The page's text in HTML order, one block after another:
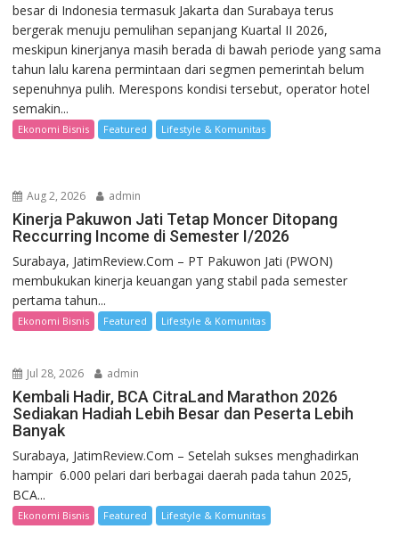
besar di Indonesia termasuk Jakarta dan Surabaya terus
bergerak menuju pemulihan sepanjang Kuartal II 2026,
meskipun kinerjanya masih berada di bawah periode yang sama
tahun lalu karena permintaan dari segmen pemerintah belum
sepenuhnya pulih. Merespons kondisi tersebut, operator hotel
semakin...
Ekonomi Bisnis Featured Lifestyle & Komunitas
Aug 2, 2026 admin
Kinerja Pakuwon Jati Tetap Moncer Ditopang
Reccurring Income di Semester I/2026
Surabaya, JatimReview.Com – PT Pakuwon Jati (PWON)
membukukan kinerja keuangan yang stabil pada semester
pertama tahun...
Ekonomi Bisnis Featured Lifestyle & Komunitas
Jul 28, 2026 admin
Kembali Hadir, BCA CitraLand Marathon 2026
Sediakan Hadiah Lebih Besar dan Peserta Lebih
Banyak
Surabaya, JatimReview.Com – Setelah sukses menghadirkan
hampir 6.000 pelari dari berbagai daerah pada tahun 2025,
BCA...
Ekonomi Bisnis Featured Lifestyle & Komunitas